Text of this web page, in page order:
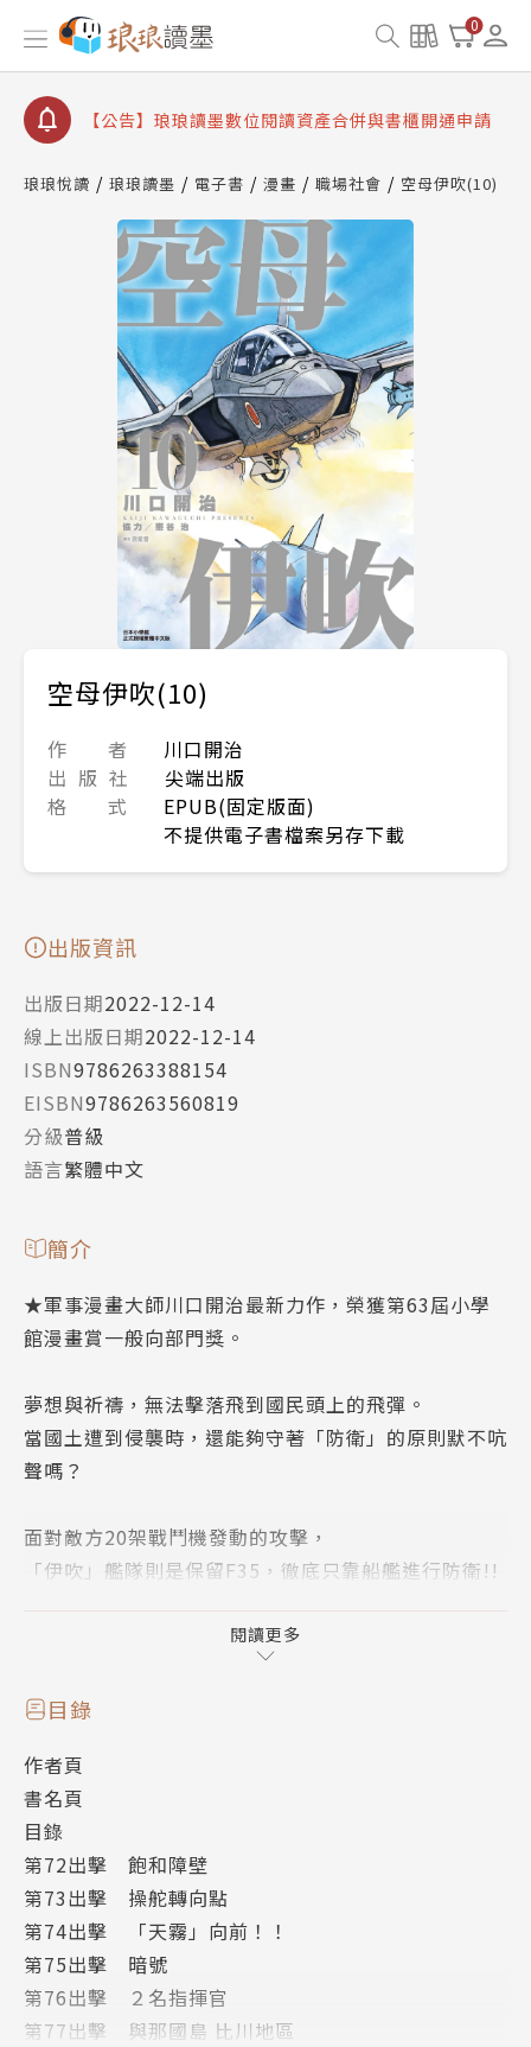
0
【公告】琅琅書店服務升級重要說明及資產合併結果
查詢
【公告】因 Readmoo 讀墨系統維護中，本站同步暫
【公告】琅琅讀墨數位閱讀資產合併與書櫃開通申請
請圖文教學
【公告】琅琅書店服務升級重要說明及資產合併結果
查詢
【公告】因 Readmoo 讀墨系統維護中，本站同步暫
停部分閱讀服務
琅琅悅讀 琅琅讀墨 電子書 漫畫 職場社會 空母伊吹(10)
空母伊吹(10)
作 者
川口開治
出 版 社
尖端出版
格 式
EPUB(固定版面)
不提供電子書檔案另存下載
出版資訊
出版日期2022-12-14
線上出版日期2022-12-14
ISBN9786263388154
EISBN9786263560819
分級普級
語言繁體中文
簡介
★軍事漫畫大師川口開治最新力作，榮獲第63屆小學
館漫畫賞一般向部門獎。
夢想與祈禱，無法擊落飛到國民頭上的飛彈。
當國土遭到侵襲時，還能夠守著「防衛」的原則默不吭
聲嗎？
面對敵方20架戰鬥機發動的攻擊，
「伊吹」艦隊則是保留F35，徹底只靠船艦進行防衛!!
接著，終於輪到「伊吹」和F35進行反擊的時刻…!!!
空母決戰從只靠船艦的防衛戰轉為反擊——!!!
閱讀更多
目錄
作者頁
書名頁
目錄
第72出擊 飽和障壁
第73出擊 操舵轉向點
第74出擊 「天霧」向前！！
第75出擊 暗號
第76出擊 ２名指揮官
第77出擊 與那國島 比川地區